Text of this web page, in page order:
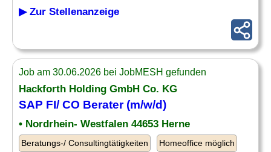
▶ Zur Stellenanzeige
Job am 30.06.2026 bei JobMESH gefunden
Hackforth Holding GmbH Co. KG
SAP FI/ CO Berater(m/w/d)
• Nordrhein- Westfalen 44653 Herne
Beratungs-/ Consultingtätigkeiten Homeoffice möglich